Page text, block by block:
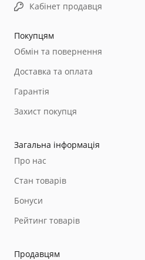
Покупцям
Обмін та повернення
Доставка та оплата
Гарантія
Захист покупця
Загальна інформація
Про нас
Стан товарів
Бонуси
Рейтинг товарів
Продавцям
Кабінет продавця